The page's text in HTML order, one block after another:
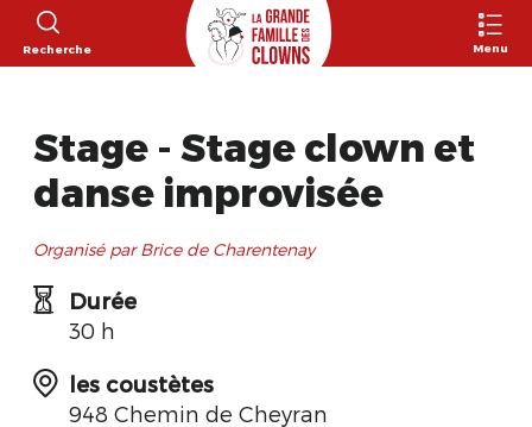
Recherche Menu
Stage - Stage clown et
danse improvisée
Organisé par Brice de Charentenay
Durée
30 h
les coustètes
948 Chemin de Cheyran